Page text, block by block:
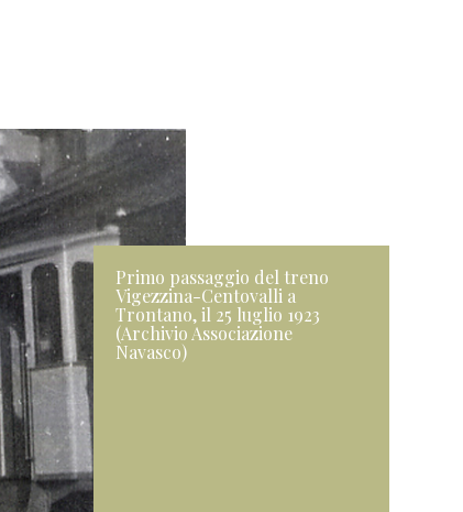
Primo passaggio del treno
Vigezzina-Centovalli a
Trontano, il 25 luglio 1923
(Archivio Associazione
Navasco)